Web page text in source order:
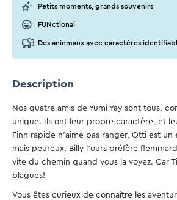
Petits moments, grands souvenirs
FUNctional
Des aninmaux avec caractères
Description
Nos quatre amis de Yumi Yay sont tous,
unique. Ils ont leur propre caractère, et
Finn rapide n’aime pas ranger, Otti est
mais peureux. Billy l’ours préfère
vite du chemin quand vous la voyez. Car
blagues!
Vous êtes curieux de connaître les